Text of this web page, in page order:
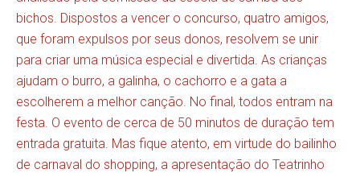
bichos. Dispostos a vencer o concurso, quatro amigos,
que foram expulsos por seus donos, resolvem se unir
para criar uma música especial e divertida. As crianças
ajudam o burro, a galinha, o cachorro e a gata a
escolherem a melhor canção. No final, todos entram na
festa. O evento de cerca de 50 minutos de duração tem
entrada gratuita. Mas fique atento, em virtude do bailinho
de carnaval do shopping, a apresentação do Teatrinho